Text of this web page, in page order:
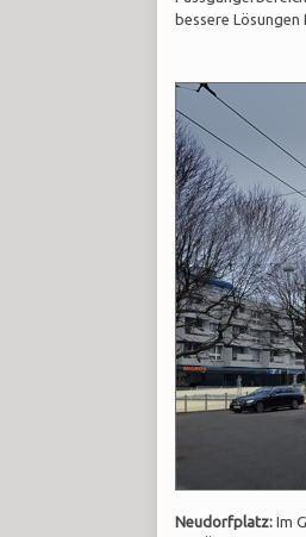
bessere
Neudorfplatz: Im